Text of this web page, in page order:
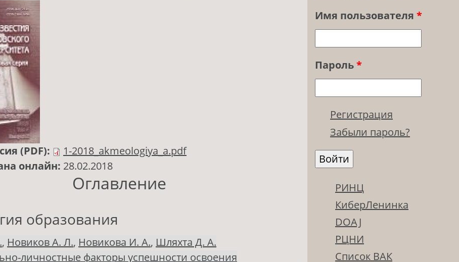
(PDF):
1-2018_akmeologiya_a.pdf
онлайн: 28.02.2018
Оглавление
образования
, Новиков А. Л., Новикова И. А., Шляхта Д. А.
личностные факторы успешности освоения
Имя пользователя *
Пароль*
Регистрация
Забыли пароль?
РИНЦ
КиберЛенинка
DOAJ
РЦНИ
Список ВАК